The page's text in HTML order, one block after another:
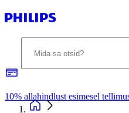
10% allahindlust esimesel